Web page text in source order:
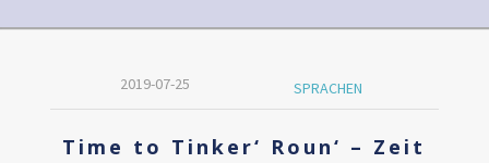
2019-07-25 SPRACHEN
Time to Tinker‘ Roun‘ – Zeit